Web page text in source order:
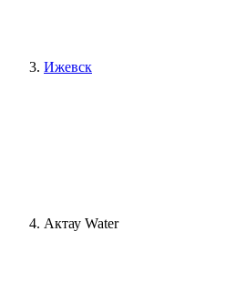
Ижевск
Актау Water